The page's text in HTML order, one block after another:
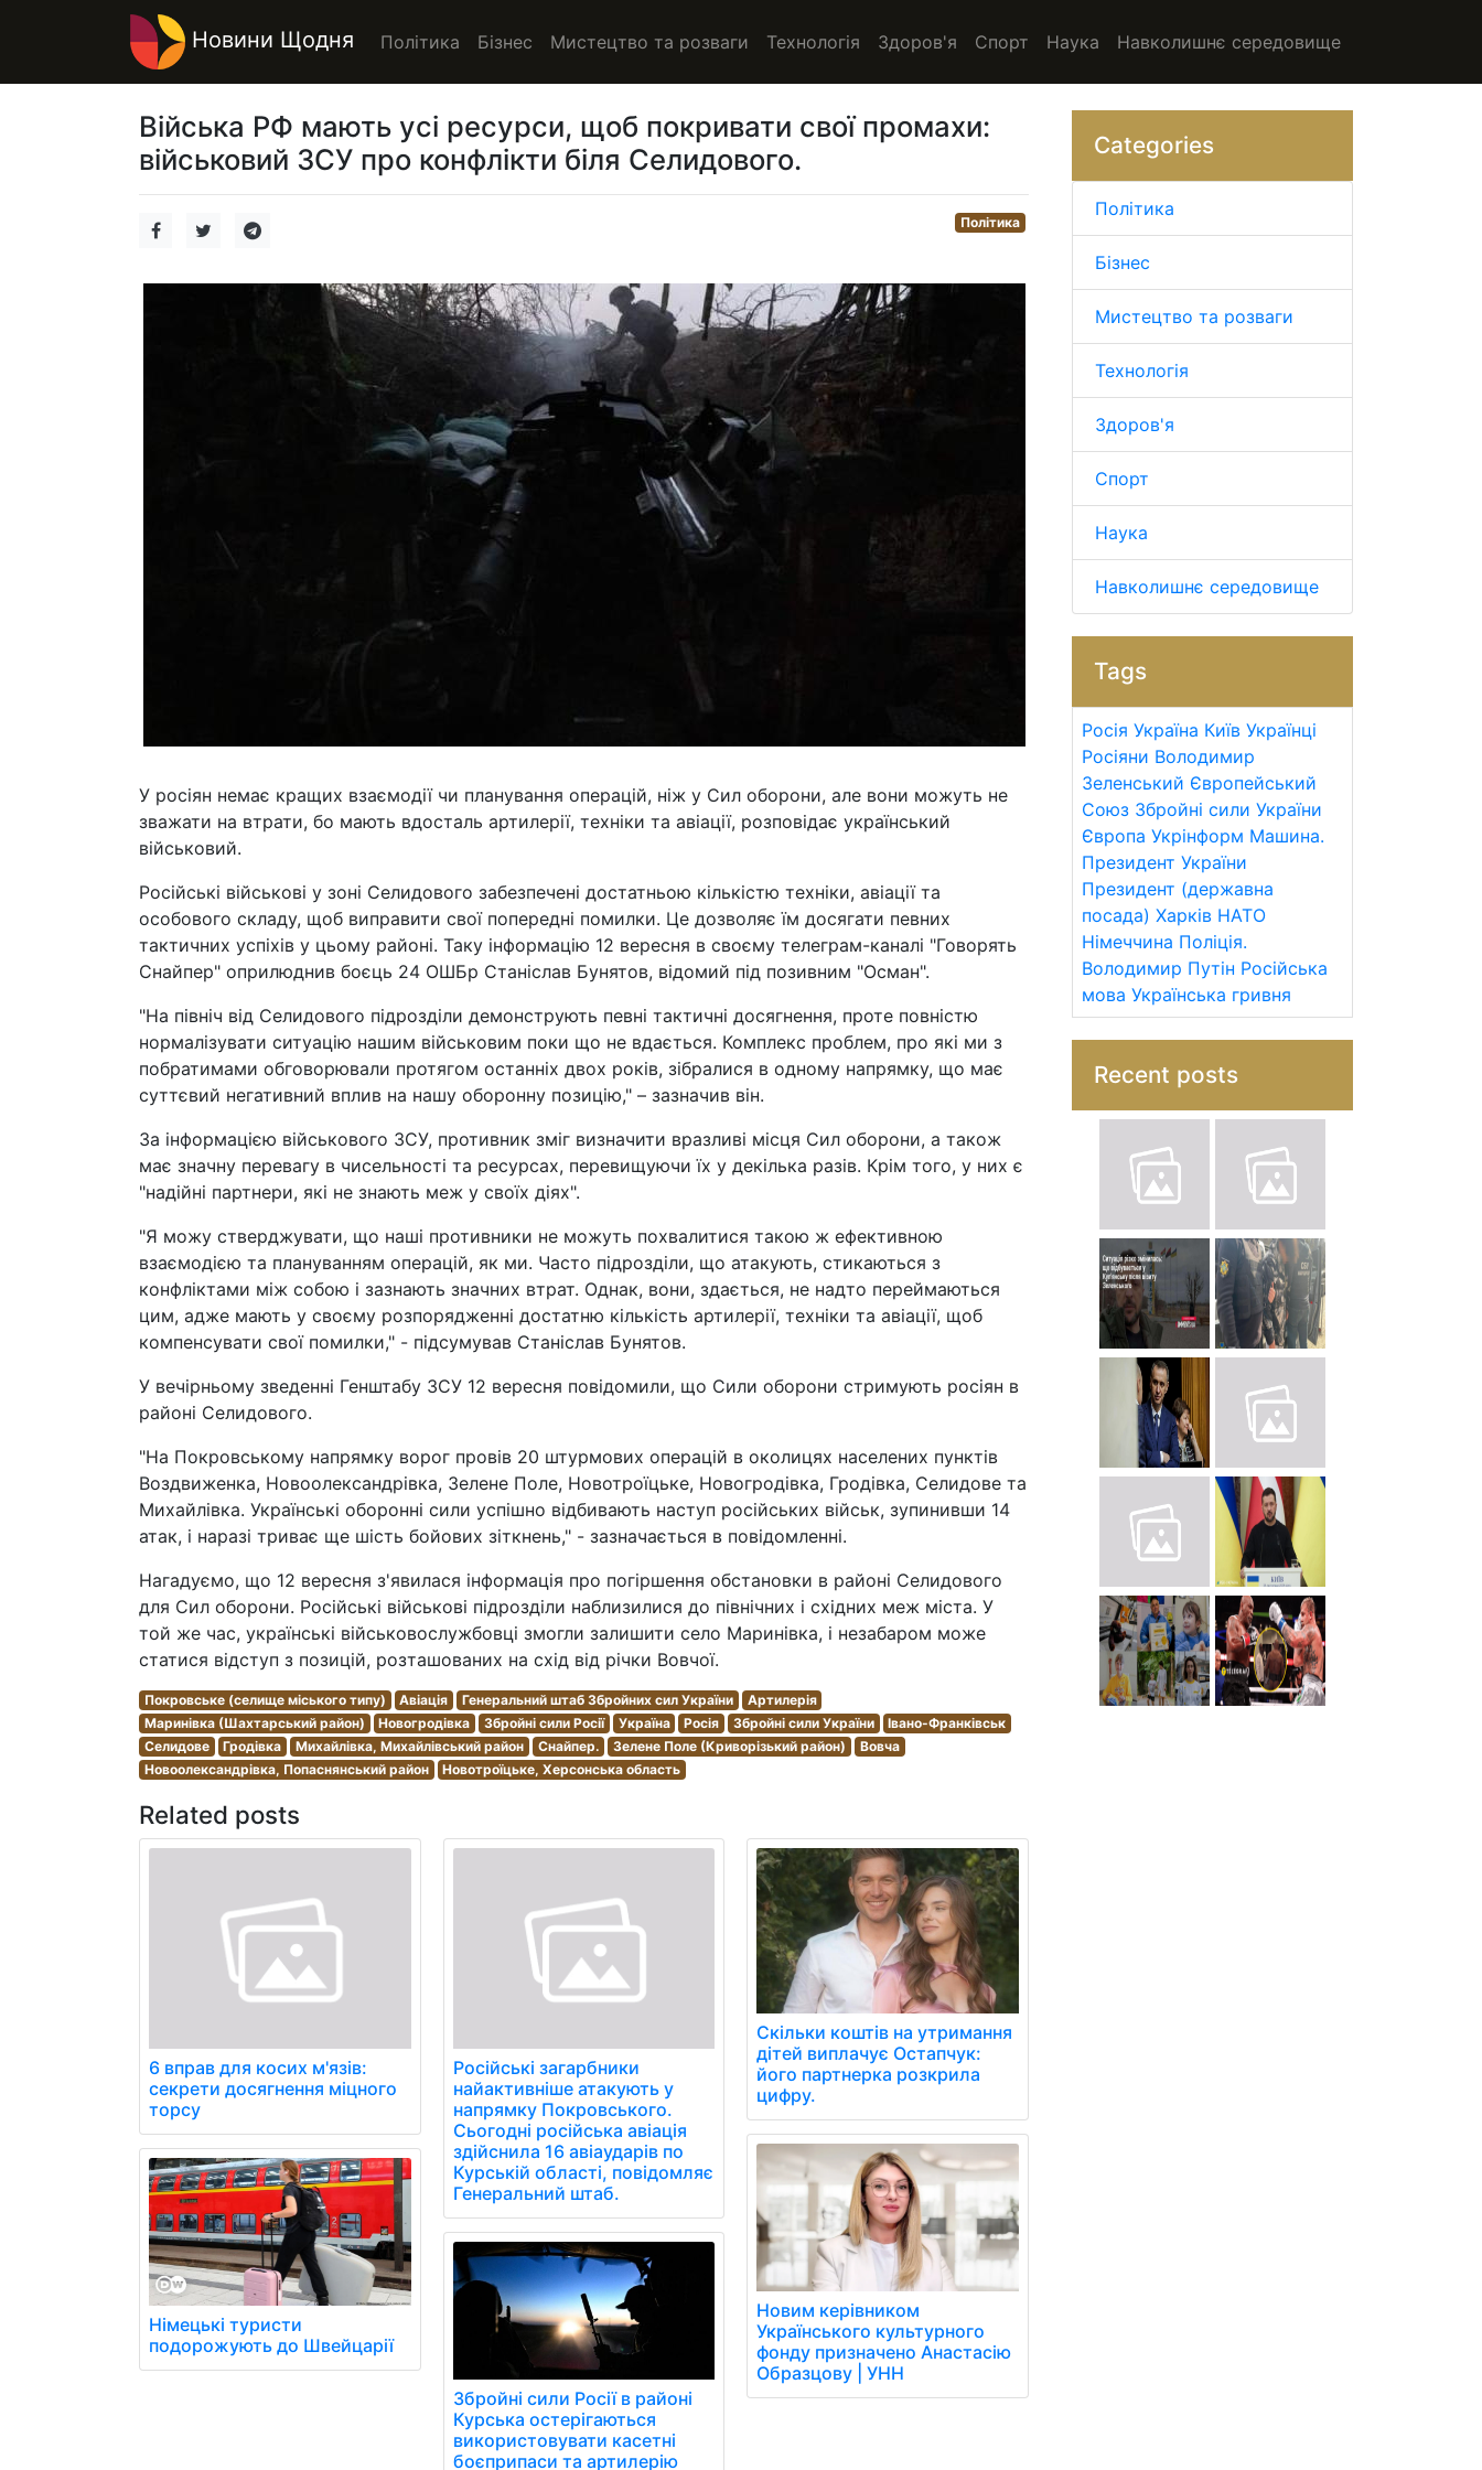
Новини Щодня Політика Бізнес Мистецтво та розваги Технологія Здоров'я Спорт Наука Навколишнє середовище
Війська РФ мають усі ресурси, щоб покривати свої промахи:
військовий ЗСУ про конфлікти біля Селидового.
Політика
У росіян немає кращих взаємодії чи планування операцій, ніж у Сил оборони, але вони можуть не
зважати на втрати, бо мають вдосталь артилерії, техніки та авіації, розповідає український
військовий.
Російські військові у зоні Селидового забезпечені достатньою кількістю техніки, авіації та
особового складу, щоб виправити свої попередні помилки. Це дозволяє їм досягати певних
тактичних успіхів у цьому районі. Таку інформацію 12 вересня в своєму телеграм-каналі "Говорять
Снайпер" оприлюднив боєць 24 ОШБр Станіслав Бунятов, відомий під позивним "Осман".
"На північ від Селидового підрозділи демонструють певні тактичні досягнення, проте повністю
нормалізувати ситуацію нашим військовим поки що не вдається. Комплекс проблем, про які ми з
побратимами обговорювали протягом останніх двох років, зібралися в одному напрямку, що має
суттєвий негативний вплив на нашу оборонну позицію," – зазначив він.
За інформацією військового ЗСУ, противник зміг визначити вразливі місця Сил оборони, а також
має значну перевагу в чисельності та ресурсах, перевищуючи їх у декілька разів. Крім того, у них є
"надійні партнери, які не знають меж у своїх діях".
"Я можу стверджувати, що наші противники не можуть похвалитися такою ж ефективною
взаємодією та плануванням операцій, як ми. Часто підрозділи, що атакують, стикаються з
конфліктами між собою і зазнають значних втрат. Однак, вони, здається, не надто переймаються
цим, адже мають у своєму розпорядженні достатню кількість артилерії, техніки та авіації, щоб
компенсувати свої помилки," - підсумував Станіслав Бунятов.
У вечірньому зведенні Генштабу ЗСУ 12 вересня повідомили, що Сили оборони стримують росіян в
районі Селидового.
"На Покровському напрямку ворог провів 20 штурмових операцій в околицях населених пунктів
Воздвиженка, Новоолександрівка, Зелене Поле, Новотроїцьке, Новогродівка, Гродівка, Селидове та
Михайлівка. Українські оборонні сили успішно відбивають наступ російських військ, зупинивши 14
атак, і наразі триває ще шість бойових зіткнень," - зазначається в повідомленні.
Нагадуємо, що 12 вересня з'явилася інформація про погіршення обстановки в районі Селидового
для Сил оборони. Російські військові підрозділи наблизилися до північних і східних меж міста. У
той же час, українські військовослужбовці змогли залишити село Маринівка, і незабаром може
статися відступ з позицій, розташованих на схід від річки Вовчої.
Покровське (селище міського типу) Авіація Генеральний штаб Збройних сил України
Артилерія
Маринівка (Шахтарський район)
Новогродівка Збройні сили Росії Україна Росія Збройні сили України
Івано-Франківськ
Селидове
Гродівка Михайлівка, Михайлівський район Снайпер. Зелене Поле (Криворізький район)
Вовча
Новоолександрівка, Попаснянський район
Новотроїцьке, Херсонська область
Related posts
6 вправ для косих м'язів:
секрети досягнення міцного
торсу
Німецькі туристи
подорожують до Швейцарії
Російські загарбники
найактивніше атакують у
напрямку Покровського.
Сьогодні російська авіація
здійснила 16 авіаударів по
Курській області, повідомляє
Генеральний штаб.
Збройні сили Росії в районі
Курська остерігаються
використовувати касетні
боєприпаси та артилерію
Скільки коштів на утримання
дітей виплачує Остапчук:
його партнерка розкрила
цифру.
Новим керівником
Українського культурного
фонду призначено Анастасію
Образцову | УНН
Categories
Політика
Бізнес
Мистецтво та розваги
Технологія
Здоров'я
Спорт
Наука
Навколишнє середовище
Tags
Росія Україна Київ Українці
Росіяни Володимир
Зеленський Європейський
Союз Збройні сили України
Європа Укрінформ Машина.
Президент України
Президент (державна
посада) Харків НАТО
Німеччина Поліція.
Володимир Путін Російська
мова Українська гривня
Recent posts